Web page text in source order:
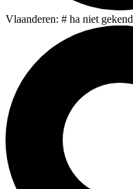
Vlaanderen: # ha niet gekend